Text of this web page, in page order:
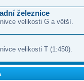
železnice
velikosti G a větší.
velikosti T (1:450).